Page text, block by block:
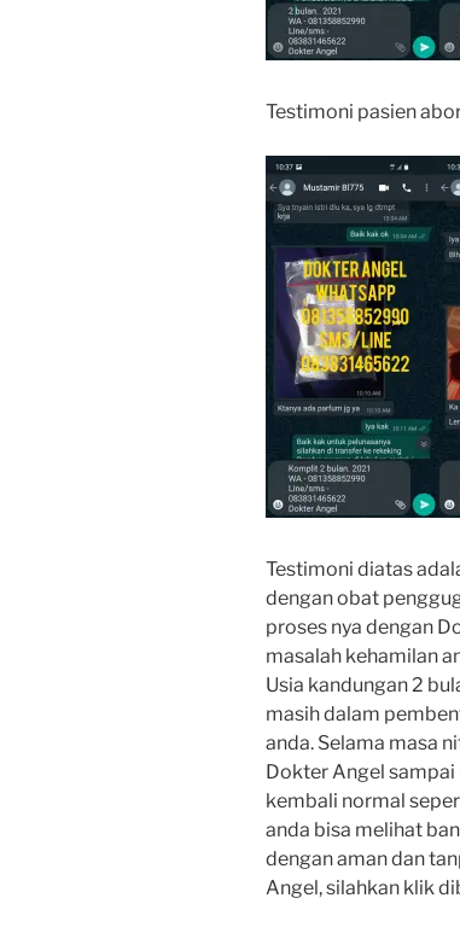
Testimoni pasien
Testimoni diatas
dengan obat
proses nya dengan
masalah kehamilan
Usia kandungan 2
masih dalam
anda. Selama masa
Dokter Angel sampai
kembali normal
anda bisa melihat
dengan aman dan
Angel, silahkan klik